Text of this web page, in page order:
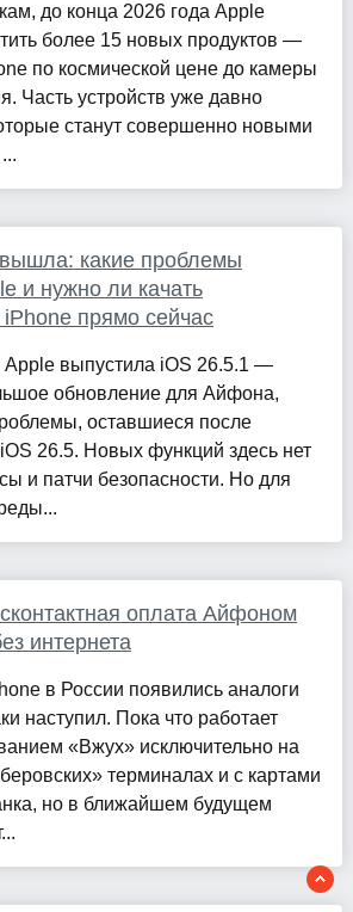
до конца 2026 года Apple
более 15 новых продуктов —
по космической цене до камеры
Часть устройств уже давно
станут совершенно новыми
какие проблемы
и нужно ли качать
прямо сейчас
выпустила iOS 26.5.1 —
обновление для Айфона,
оставшиеся после
26.5. Новых функций здесь нет
и патчи безопасности. Но для
оплата Айфоном
интернета
в России появились аналоги
наступил. Пока что работает
«Вжух» исключительно на
терминалах и с картами
но в ближайшем будущем